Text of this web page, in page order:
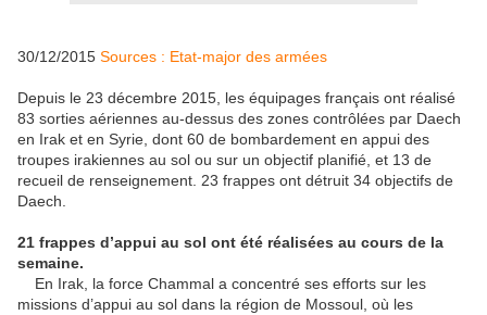
30/12/2015 Sources : Etat-major des armées
Depuis le 23 décembre 2015, les équipages français ont réalisé
83 sorties aériennes au-dessus des zones contrôlées par Daech
en Irak et en Syrie, dont 60 de bombardement en appui des
troupes irakiennes au sol ou sur un objectif planifié, et 13 de
recueil de renseignement. 23 frappes ont détruit 34 objectifs de
Daech.
21 frappes d’appui au sol ont été réalisées au cours de la
semaine.
En Irak, la force Chammal a concentré ses efforts sur les
missions d’appui au sol dans la région de Mossoul, où les